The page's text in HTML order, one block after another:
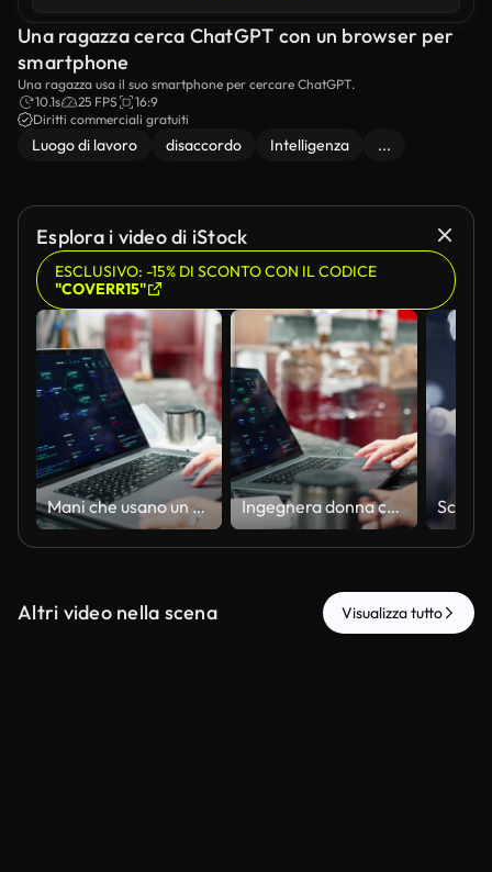
Una ragazza cerca ChatGPT con un browser per
smartphone
Una ragazza usa il suo smartphone per cercare ChatGPT.
10.1s
25 FPS
16:9
Diritti commerciali gratuiti
Luogo di lavoro disaccordo Intelligenza ...
Esplora i video di iStock
ESCLUSIVO: -15% DI SCONTO CON IL CODICE
"COVERR15"
Mani che usano un portatile con interfaccia industriale Ingegnera donna che revisiona dati tecnici
Altri video nella scena Visualizza tutto